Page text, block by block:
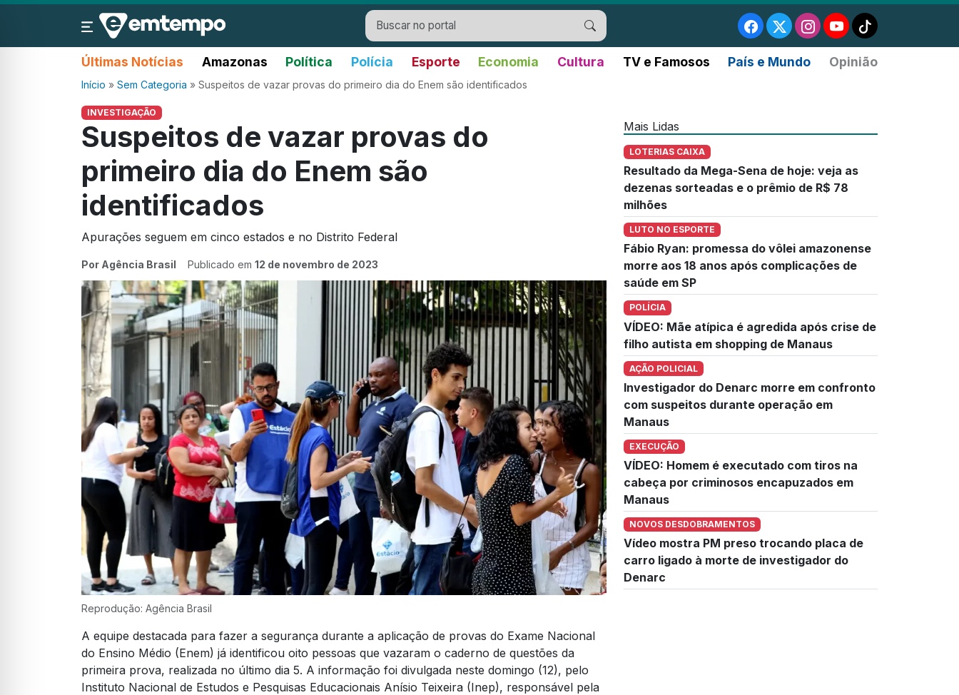
Últimas Notícias Amazonas Política Polícia Esporte Economia Cultura TV e Famosos País e Mundo Opinião
Início » Sem Categoria » Suspeitos de vazar provas do primeiro dia do Enem são identificados
INVESTIGAÇÃO
Suspeitos de vazar provas do
primeiro dia do Enem são
identificados
Apurações seguem em cinco estados e no Distrito Federal
Por Agência Brasil Publicado em 12 de novembro de 2023
Reprodução: Agência Brasil
A equipe destacada para fazer a segurança durante a aplicação de provas do Exame Nacional
do Ensino Médio (Enem) já identificou oito pessoas que vazaram o caderno de questões da
primeira prova, realizada no último dia 5. A informação foi divulgada neste domingo (12), pelo
Instituto Nacional de Estudos e Pesquisas Educacionais Anísio Teixeira (Inep), responsável pela
Mais Lidas
LOTERIAS CAIXA
Resultado da Mega-Sena de hoje: veja as
dezenas sorteadas e o prêmio de R$ 78
milhões
LUTO NO ESPORTE
Fábio Ryan: promessa do vôlei amazonense
morre aos 18 anos após complicações de
saúde em SP
POLÍCIA
VÍDEO: Mãe atípica é agredida após crise de
filho autista em shopping de Manaus
AÇÃO POLICIAL
Investigador do Denarc morre em confronto
com suspeitos durante operação em
Manaus
EXECUÇÃO
VÍDEO: Homem é executado com tiros na
cabeça por criminosos encapuzados em
Manaus
NOVOS DESDOBRAMENTOS
Vídeo mostra PM preso trocando placa de
carro ligado à morte de investigador do
Denarc